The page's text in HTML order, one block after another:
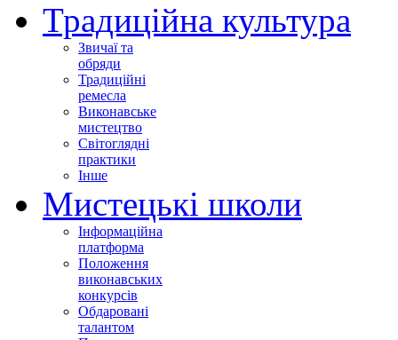
Традиційна культура
Звичаї та
обряди
Традиційні
ремесла
Виконавське
мистецтво
Світоглядні
практики
Інше
Мистецькі школи
Інформаційна
платформа
Положення
виконавських
конкурсів
Обдаровані
талантом